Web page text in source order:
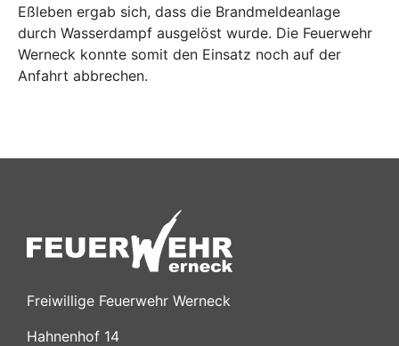
Eßleben ergab sich, dass die Brandmeldeanlage
durch Wasserdampf ausgelöst wurde. Die Feuerwehr
Werneck konnte somit den Einsatz noch auf der
Anfahrt abbrechen.
Freiwillige Feuerwehr Werneck
Hahnenhof 14